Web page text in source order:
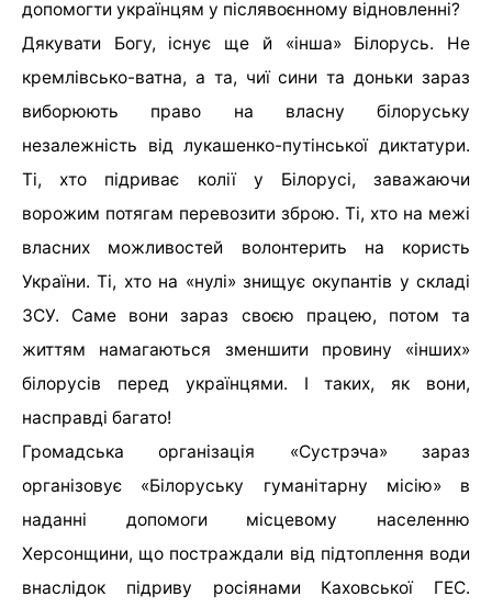
допомогти українцям у післявоєнному відновленні?
Дякувати Богу, існує ще й «інша» Білорусь. Не
кремлівсько-ватна, а та, чиї сини та доньки зараз
виборюють право на власну білоруську
незалежність від лукашенко-путінської диктатури.
Ті, хто підриває колії у Білорусі, заважаючи
ворожим потягам перевозити зброю. Ті, хто на межі
власних можливостей волонтерить на користь
України. Ті, хто на «нулі» знищує окупантів у складі
ЗСУ. Саме вони зараз своєю працею, потом та
життям намагаються зменшити провину «інших»
білорусів перед українцями. І таких, як вони,
насправді багато!
Громадська організація «Сустрэча» зараз
організовує «Білоруську гуманітарну місію» в
наданні допомоги місцевому населенню
Херсонщини, що постраждали від підтоплення води
внаслідок підриву росіянами Каховської ГЕС.